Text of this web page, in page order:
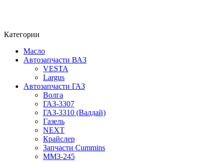
Категории
Масло
Автозапчасти ВАЗ
VESTA
Largus
Автозапчасти ГАЗ
Волга
ГАЗ-3307
ГАЗ-3310 (Валдай)
Газель
NEXT
Крайслер
Запчасти Cummins
ММЗ-245